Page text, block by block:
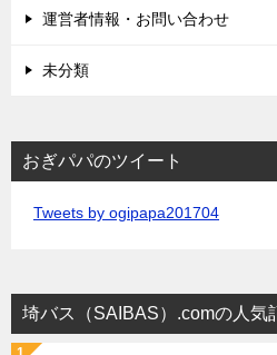
運営者情報・お問い合わせ
未分類
おぎパパのツイート
Tweets by ogipapa201704
埼バス（SAIBAS）.comの人気